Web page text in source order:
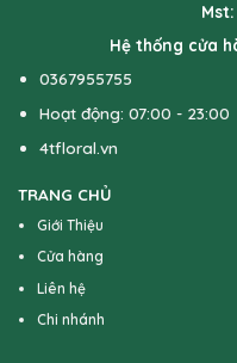
Hệ thống cửa
0367955755
Hoạt động: 07:00 - 23:00
4tfloral.vn
TRANG CHỦ
Giới Thiệu
Cửa hàng
Liên hệ
Chi nhánh